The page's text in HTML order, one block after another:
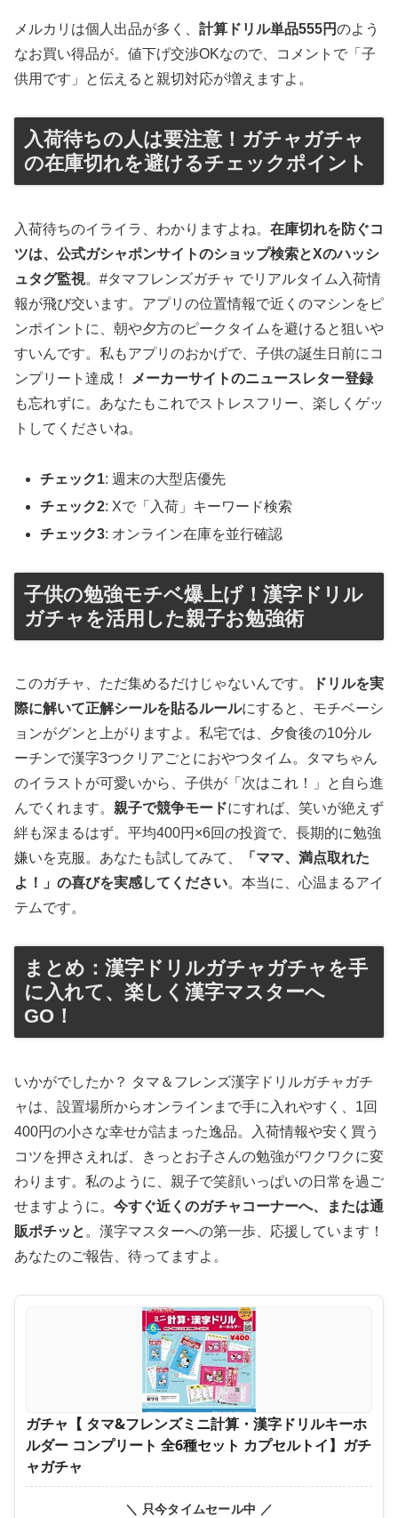
メルカリは個人出品が多く、 計算ドリル単品555円のよう
なお買い得品が。値下げ交渉OKなので、コメントで「子
供用です」と伝えると親切対応が増えますよ。
入荷待ちの人は要注意！ガチャガチャ
の在庫切れを避けるチェックポイント
入荷待ちのイライラ、わかりますよね。 在庫切れを防ぐコ
ツは、公式ガシャポンサイトのショップ検索とXのハッシ
ュタグ監視。#タマフレンズガチャ でリアルタイム入荷情
報が飛び交います。アプリの位置情報で近くのマシンをピ
ンポイントに、朝や夕方のピークタイムを避けると狙いや
すいんです。私もアプリのおかげで、子供の誕生日前にコ
ンプリート達成！
メーカーサイトのニュースレター登録
も忘れずに。あなたもこれでストレスフリー、楽しくゲッ
トしてくださいね。
チェック1: 週末の大型店優先
チェック2: Xで「入荷」キーワード検索
チェック3: オンライン在庫を並行確認
子供の勉強モチベ爆上げ！漢字ドリル
ガチャを活用した親子お勉強術
このガチャ、ただ集めるだけじゃないんです。
ドリルを実
際に解いて正解シールを貼るルールにすると、モチベーシ
ョンがグンと上がりますよ。私宅では、夕食後の10分ル
ーチンで漢字3つクリアごとにおやつタイム。タマちゃん
のイラストが可愛いから、子供が「次はこれ！」と自ら進
んでくれます。 親子で競争モードにすれば、笑いが絶えず
絆も深まるはず。平均400円×6回の投資で、長期的に勉強
嫌いを克服。あなたも試してみて、
「ママ、満点取れた
よ！」の喜びを実感してください。本当に、心温まるアイ
テムです。
まとめ：漢字ドリルガチャガチャを手
に入れて、楽しく漢字マスターへ
GO！
いかがでしたか？ タマ＆フレンズ漢字ドリルガチャガチ
ャは、設置場所からオンラインまで手に入れやすく、1回
400円の小さな幸せが詰まった逸品。入荷情報や安く買う
コツを押さえれば、きっとお子さんの勉強がワクワクに変
わります。私のように、親子で笑顔いっぱいの日常を過ご
せますように。 今すぐ近くのガチャコーナーへ、または通
販ポチッと 。漢字マスターへの第一歩、応援しています！
あなたのご報告、待ってますよ。
ガチャ【 タマ&フレンズミニ計算・漢字ドリルキーホ
ルダー コンプリート 全6種セット カプセルトイ】ガチ
ャガチャ
＼ 只今タイムセール中 ／